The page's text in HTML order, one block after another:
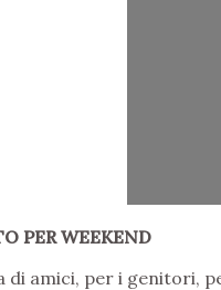
PER WEEKEND
di amici, per i genitori,